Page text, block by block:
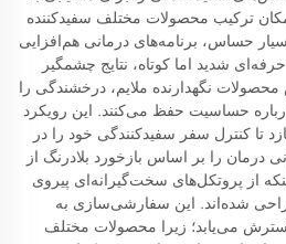
ترکیب محصولات مختلف سفیدکننده
حساس، برنامه‌های درمانی هم‌افزایی
شدید اما کوتاه، نتایج چشمگیر
نگهدارنده ملایم، درخشندگی را
حساسیت حفظ می‌کنند. این رویکرد
تا کنترل سفر سفیدکنندگی خود را در
درمان را بر اساس بازخورد بلادرنگ از
از پروتکل‌های سخت‌گیرانه‌ای پیروی
شده‌اند. این سفارشی‌سازی به
می‌یابد؛ زیرا محصولات مختلف